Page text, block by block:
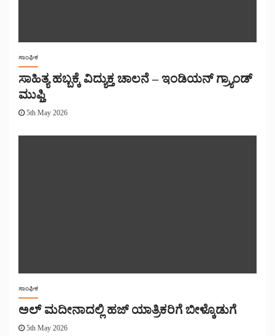
ಸಾಂಘಿಕ
ಸಾಹಿತ್ಯ ಹಬ್ಬಕ್ಕೆ ವಿದ್ಯುಕ್ತ ಚಾಲನೆ – ಇಂಡಿಯನ್ ಗ್ರ್ಯಾಂಡ್
ಮುಫ್ತಿ
5th May 2026
ಸಾಂಘಿಕ
ಅಲ್ ಮದೀನಾದಲ್ಲಿ ಹಜ್ ಯಾತ್ರಿಕರಿಗೆ ಬೀಳ್ಕೊಡುಗೆ
5th May 2026